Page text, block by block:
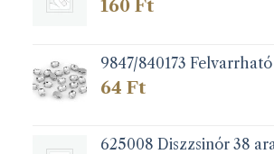
160 Ft
9847/840173
64 Ft
625008 Diszzsinór 38